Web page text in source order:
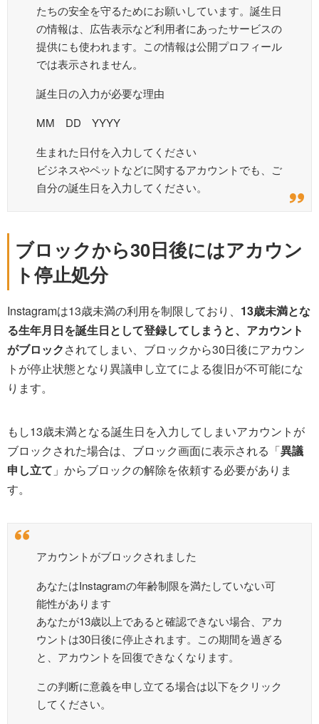
たちの安全を守るためにお願いしています。誕生日
の情報は、広告表示など利用者にあったサービスの
提供にも使われます。この情報は公開プロフィール
では表示されません。
誕生日の入力が必要な理由
MM DD YYYY
生まれた日付を入力してください
ビジネスやペットなどに関するアカウントでも、ご
自分の誕生日を入力してください。
ブロックから30日後にはアカウン
ト停止処分
Instagramは13歳未満の利用を制限しており、 13歳未満とな
る生年月日を誕生日として登録してしまうと、アカウント
がブロックされてしまい、ブロックから30日後にアカウン
トが停止状態となり異議申し立てによる復旧が不可能にな
ります。
もし13歳未満となる誕生日を入力してしまいアカウントが
ブロックされた場合は、ブロック画面に表示される「異議
申し立て 」からブロックの解除を依頼する必要がありま
す。
アカウントがブロックされました
あなたはInstagramの年齢制限を満たしていない可
能性があります
あなたが13歳以上であると確認できない場合、アカ
ウントは30日後に停止されます。この期間を過ぎる
と、アカウントを回復できなくなります。
この判断に意義を申し立てる場合は以下をクリック
してください。